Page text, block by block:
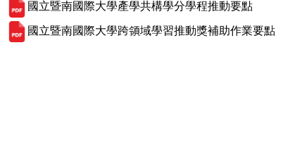
國立暨南國際大學產學共構學分學程推動要點
國立暨南國際大學跨領域學習推動獎補助作業要點